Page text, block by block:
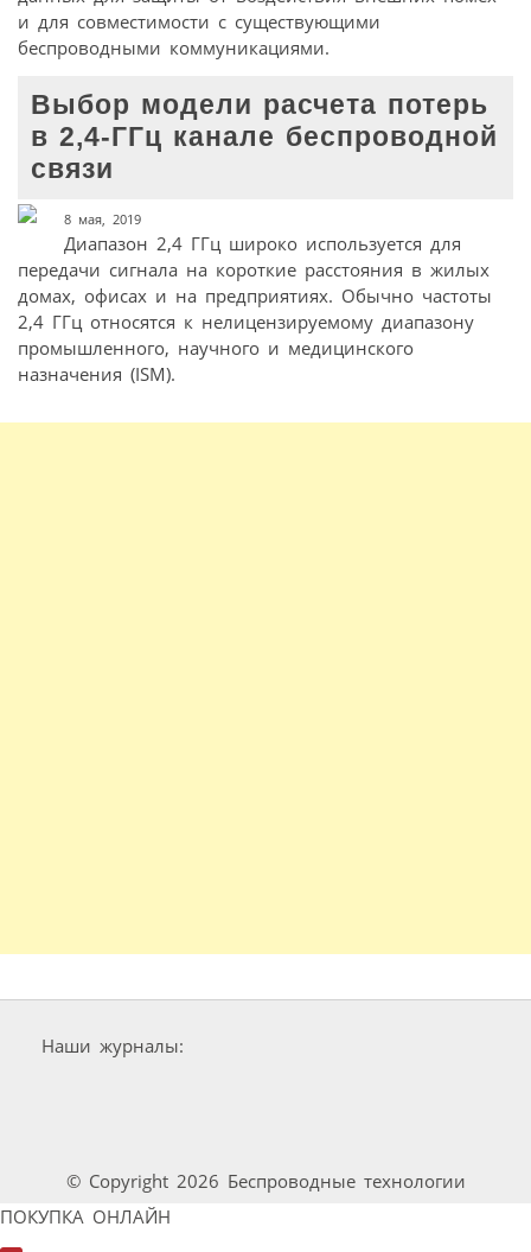
и для совместимости с существующими
беспроводными коммуникациями.
Выбор модели расчета потерь
в 2,4-ГГц канале беспроводной
связи
8 мая, 2019
Диапазон 2,4 ГГц широко используется для
передачи сигнала на короткие расстояния в жилых
домах, офисах и на предприятиях. Обычно частоты
2,4 ГГц относятся к нелицензируемому диапазону
промышленного, научного и медицинского
назначения (ISM).
Наши журналы:
© Copyright 2026 Беспроводные технологии
ПОКУПКА ОНЛАЙН